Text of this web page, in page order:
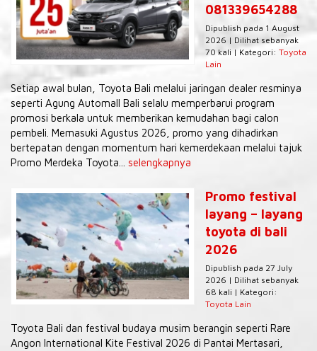
081339654288
Dipublish pada 1 August
2026 | Dilihat sebanyak
70 kali | Kategori: Toyota
Lain
Setiap awal bulan, Toyota Bali melalui jaringan dealer resminya
seperti Agung Automall Bali selalu memperbarui program
promosi berkala untuk memberikan kemudahan bagi calon
pembeli. Memasuki Agustus 2026, promo yang dihadirkan
bertepatan dengan momentum hari kemerdekaan melalui tajuk
Promo Merdeka Toyota... selengkapnya
Promo festival
layang – layang
toyota di bali
2026
Dipublish pada 27 July
2026 | Dilihat sebanyak
68 kali | Kategori:
Toyota Lain
Toyota Bali dan festival budaya musim berangin seperti Rare
Angon International Kite Festival 2026 di Pantai Mertasari,